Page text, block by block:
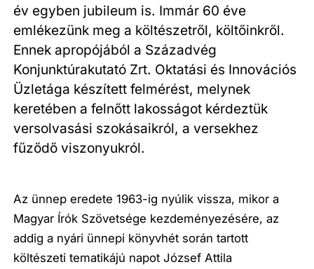
év egyben jubileum is. Immár 60 éve
emlékezünk meg a költészetről, költőinkről.
Ennek apropójából a Századvég
Konjunktúrakutató Zrt. Oktatási és Innovációs
Üzletága készített felmérést, melynek
keretében a felnőtt lakosságot kérdeztük
versolvasási szokásaikról, a versekhez
fűződő viszonyukról.
Az ünnep eredete 1963-ig nyúlik vissza, mikor a
Magyar Írók Szövetsége kezdeményezésére, az
addig a nyári ünnepi könyvhét során tartott
költészeti tematikájú napot József Attila